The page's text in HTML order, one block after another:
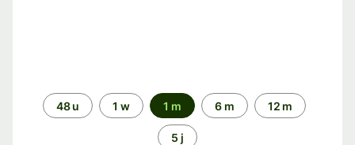
Periode48 u 1 w 1 m 6 m 12 m
5 j